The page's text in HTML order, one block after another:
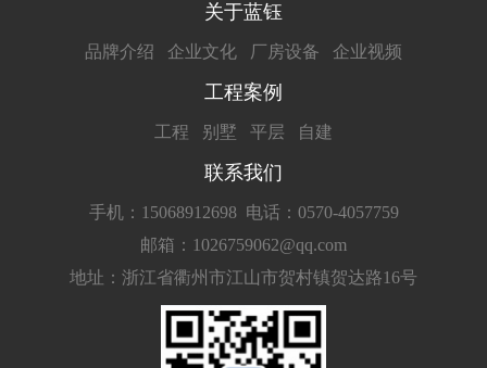
关于蓝钰
品牌介绍 企业文化 厂房设备 企业视频
工程案例
工程 别墅 平层 自建
联系我们
手机：15068912698 电话：0570-4057759
邮箱：1026759062@qq.com
地址：浙江省衢州市江山市贺村镇贺达路16号